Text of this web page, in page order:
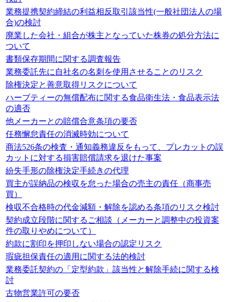
業務提携契約締結の利益相反取引該当性(一般社団法人の場
合)の検討
廃業した会社・組合が株主となっていた株券の処分方法に
ついて
書類保存期間に関する調査報告
業務委託先に自社名の名刺を使用させることのリスク
除権決定と善意取得リスクについて
ハーブティーの無償配布に関する食品衛生法・食品表示法
の適否
他メーカーとの賠償合意条項の要否
任務懈怠責任の消滅時効について
商法526条の検査・通知義務違反をもって、プレカットの誤
カットに対する損害賠償請求を退けた事案
紛失手形の除権決定手続きの代理
買主が誤納品の検収を怠った場合の売主の責任（商事売
買）
検収不合格時の代金減額・解除を認める条項のリスク検討
契約成立段階に関するご相談（メーカーと調整中の投資案
件の取りやめについて）
約款に割印を押印しない場合の認定リスク
瑕疵担保責任の適用に関する法的検討
業務委託契約の「定型約款」該当性と解除手続に関する検
討
古物営業許可の要否